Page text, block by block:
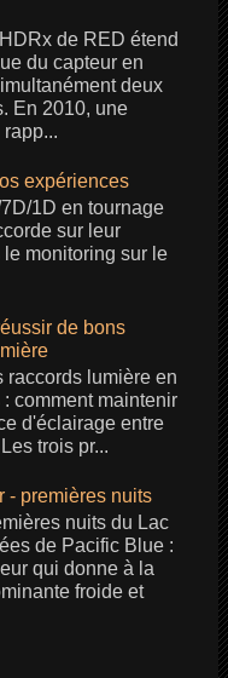
de RED étend
du capteur en
deux
En 2010, une
expériences
1D en tournage
sur leur
monitoring sur le
de bons
raccords lumière en
comment maintenir
d'éclairage entre
trois pr...
- premières nuits
nuits du Lac
de Pacific Blue :
qui donne à la
froide et